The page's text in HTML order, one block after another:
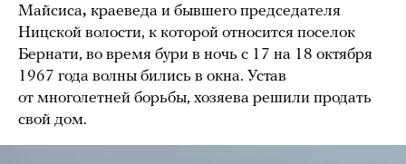
Майсиса, краеведа и бывшего председателя
Ницской волости, к которой относится поселок
Бернати, во время бури в ночь с 17 на 18 октября
1967 года волны бились в окна. Устав
от многолетней борьбы, хозяева решили продать
свой дом.